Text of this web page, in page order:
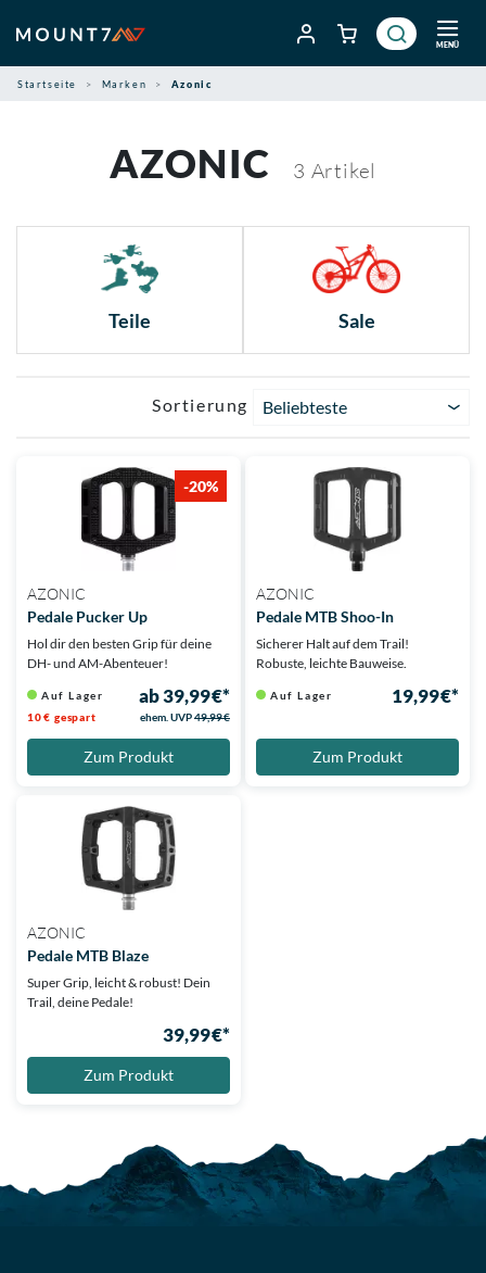
Inhalt
springen
MENÜ
Startseite Marken Azonic
AZONIC 3 Artikel
Teile Sale
Sortierung Beliebteste
-20%
AZONIC
Pedale Pucker Up
Hol dir den besten Grip für deine
DH- und AM-Abenteuer!
Auf Lager ab 39,99 €*
10 € gespart ehem. UVP49,99 €
Zum Produkt
AZONIC
Pedale MTB Shoo-In
Sicherer Halt auf dem Trail!
Robuste, leichte Bauweise.
Auf Lager 19,99 €*
Zum Produkt
AZONIC
Pedale MTB Blaze
Super Grip, leicht & robust! Dein
Trail, deine Pedale!
39,99 €*
Zum Produkt